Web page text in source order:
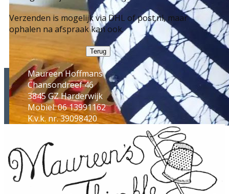
Sample Title
Sample Text
Verzenden is mogelijk via DHL of post.nl, maar
ophalen na afspraak kan ook.
Terug
Maureen Hoffmans
Chansondreef 46
3845 GZ Harderwijk
Mobiel: 06 13991162
K.v.k. nr. 39098420